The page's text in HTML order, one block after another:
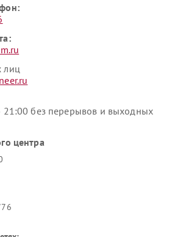
лиц
без перерывов и выходных
центра